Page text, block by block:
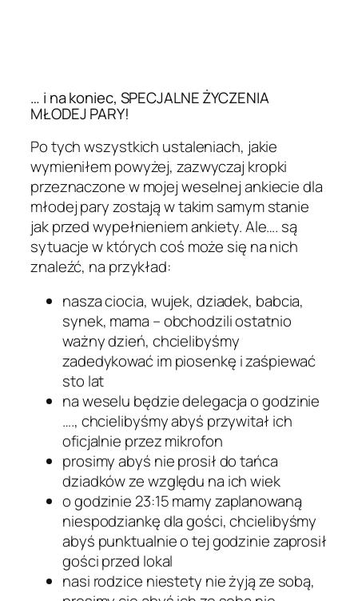
… i na koniec, SPECJALNE ŻYCZENIA
MŁODEJ PARY!
Po tych wszystkich ustaleniach, jakie
wymieniłem powyżej, zazwyczaj kropki
przeznaczone w mojej weselnej ankiecie dla
młodej pary zostają w takim samym stanie
jak przed wypełnieniem ankiety. Ale…. są
sytuacje w których coś może się na nich
znaleźć, na przykład:
nasza ciocia, wujek, dziadek, babcia,
synek, mama – obchodzili ostatnio
ważny dzień, chcielibyśmy
zadedykować im piosenkę i zaśpiewać
sto lat
na weselu będzie delegacja o godzinie
…., chcielibyśmy abyś przywitał ich
oficjalnie przez mikrofon
prosimy abyś nie prosił do tańca
dziadków ze względu na ich wiek
o godzinie 23:15 mamy zaplanowaną
niespodziankę dla gości, chcielibyśmy
abyś punktualnie o tej godzinie zaprosił
gości przed lokal
nasi rodzice niestety nie żyją ze sobą,